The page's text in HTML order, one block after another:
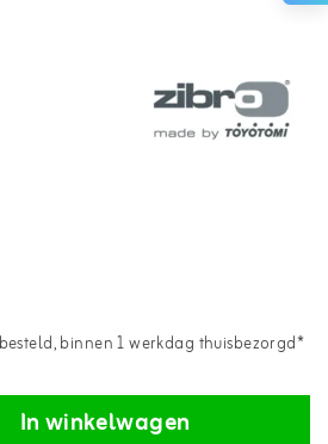
binnen 1 werkdag thuisbezorgd*
In winkelwagen